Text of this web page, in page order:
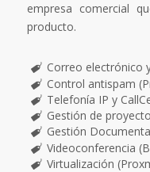
empresa comercial
producto.
Correo electrónico
Control antispam
Telefonía IP y
Gestión de
Gestión
Videoconferencia
Virtualización